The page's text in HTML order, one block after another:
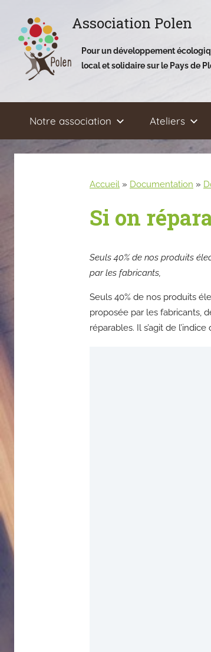
contenu
Association Polen
Pour un développement
local et solidaire sur le Pays de
Notre association Ateliers
Accueil » Documentation »
Si on
Seuls 40% de nos produits
par les fabricants,
Seuls 40% de nos produits
proposée par les fabricants,
réparables. Il s’agit de